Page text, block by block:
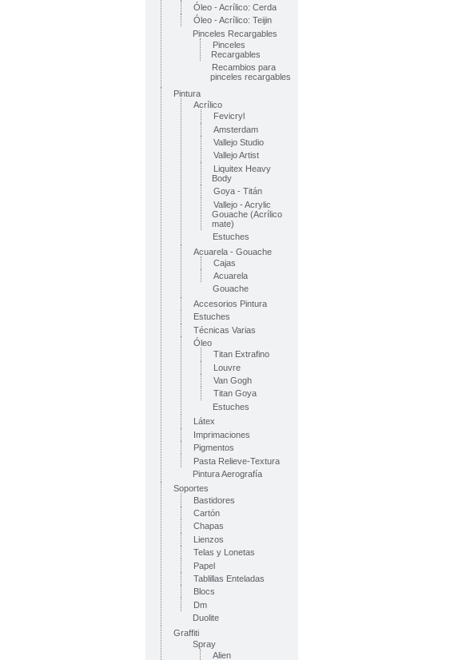
Óleo - Acrílico: Cerda
Óleo - Acrílico: Teijin
Pinceles Recargables
Pinceles
Recargables
Recambios para
pinceles recargables
Pintura
Acrílico
Fevicryl
Amsterdam
Vallejo Studio
Vallejo Artist
Liquitex Heavy
Body
Goya - Titán
Vallejo - Acrylic
Gouache (Acrílico
mate)
Estuches
Acuarela - Gouache
Cajas
Acuarela
Gouache
Accesorios Pintura
Estuches
Técnicas Varias
Óleo
Titan Extrafino
Louvre
Van Gogh
Titan Goya
Estuches
Látex
Imprimaciones
Pigmentos
Pasta Relieve-Textura
Pintura Aerografía
Soportes
Bastidores
Cartón
Chapas
Lienzos
Telas y Lonetas
Papel
Tablillas Enteladas
Blocs
Dm
Duolite
Graffiti
Spray
Alien